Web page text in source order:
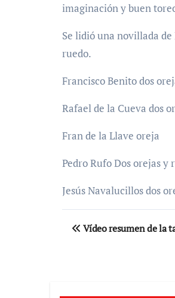
imaginación y buen
Se lidió una novillada
ruedo.
Francisco Benito dos
Rafael de la Cueva dos
Fran de la Llave oreja
Pedro Rufo Dos orejas y
Jesús Navalucillos dos
Navegación
Vídeo resumen de la